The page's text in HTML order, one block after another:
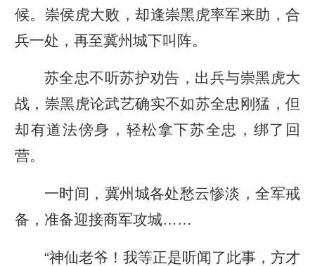
候。崇侯虎大败，却逢崇黑虎率军来助，合
兵一处，再至冀州城下叫阵。
苏全忠不听苏护劝告，出兵与崇黑虎大
战，崇黑虎论武艺确实不如苏全忠刚猛，但
却有道法傍身，轻松拿下苏全忠，绑了回
营。
一时间，冀州城各处愁云惨淡，全军戒
备，准备迎接商军攻城……
“神仙老爷！我等正是听闻了此事，方才